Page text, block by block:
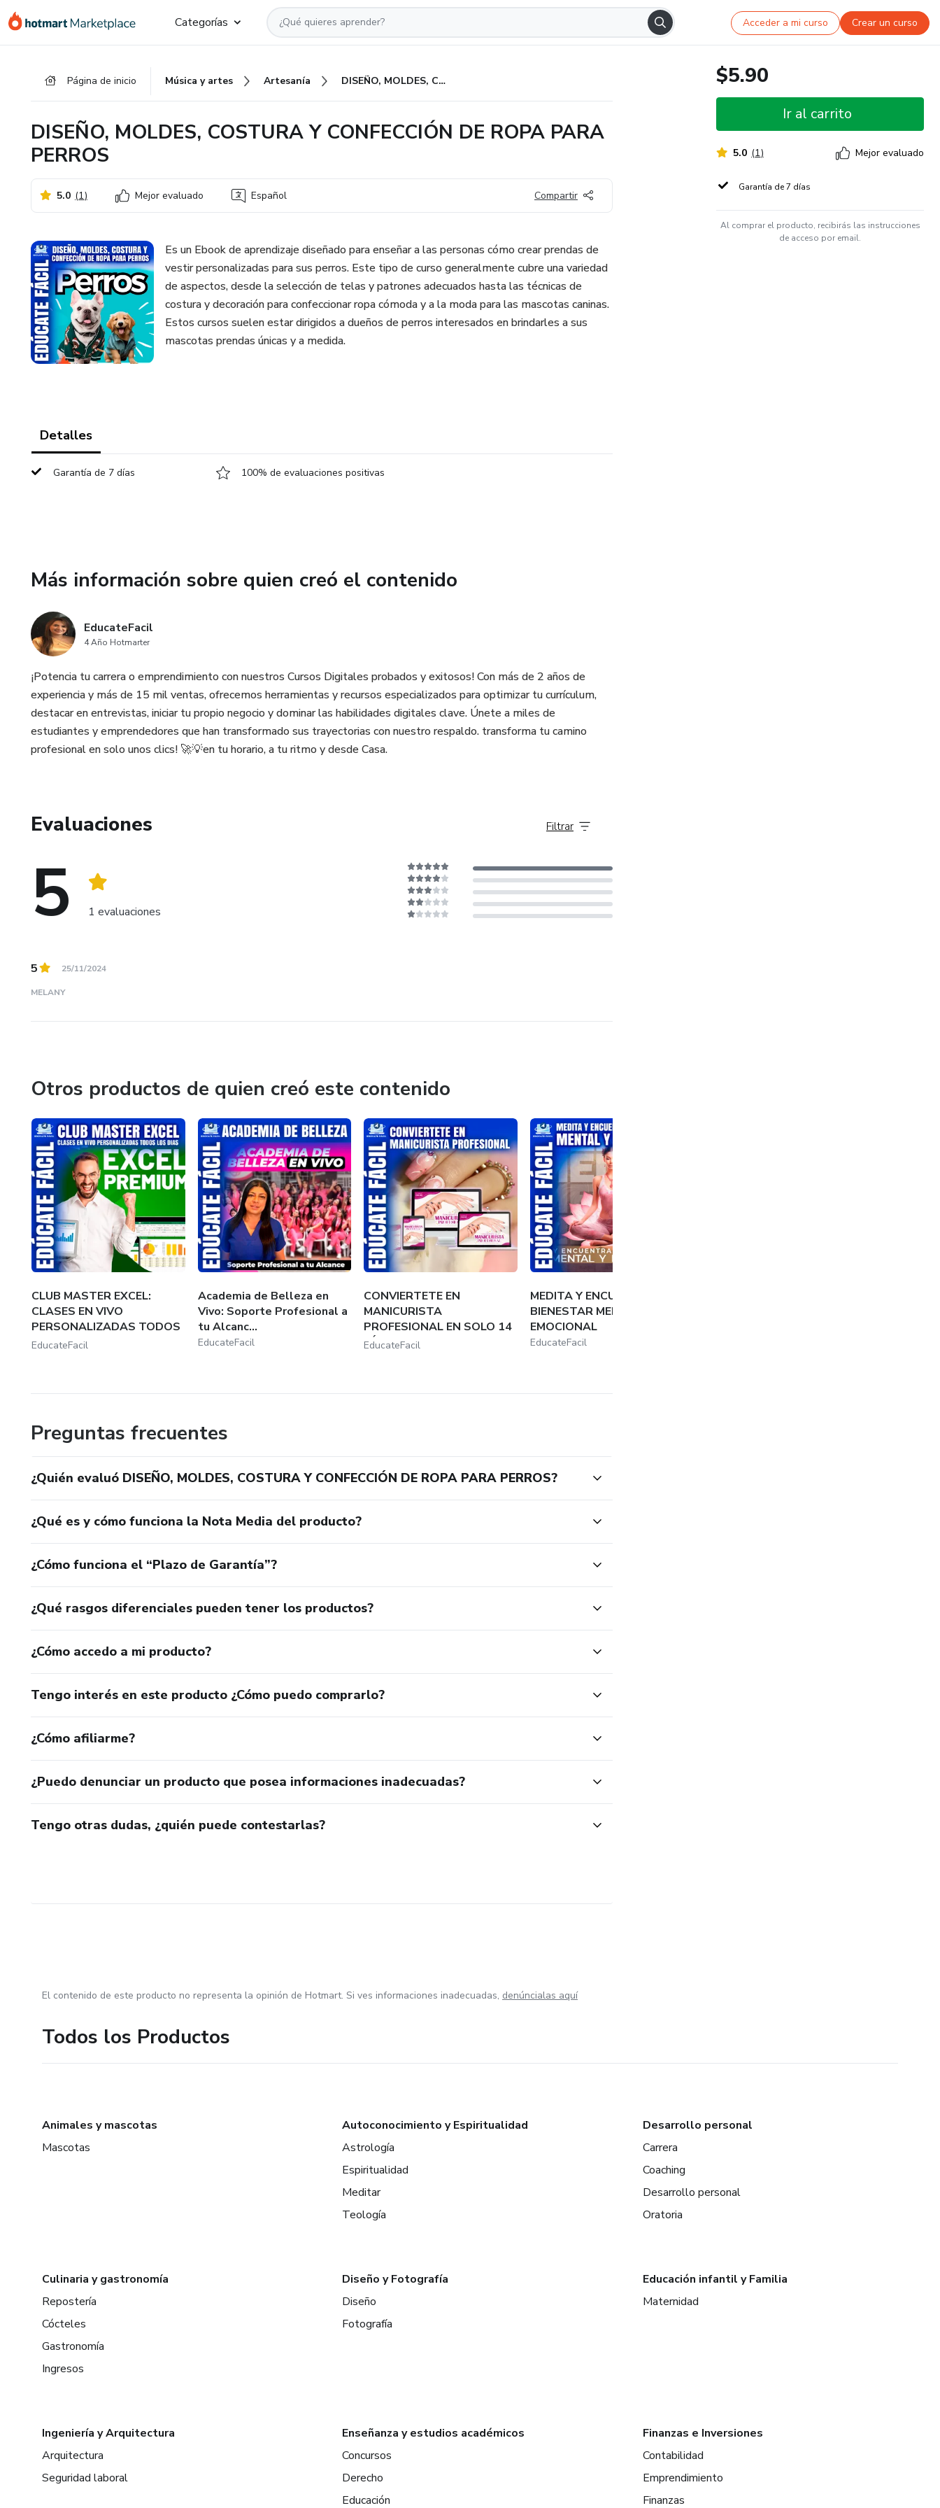
Categorías Acceder a mi curso Crear un curso
Página de inicio Música y artes Artesanía DISEÑO, MOLDES, COSTURA Y CONFECCIÓN DE ROPA PARA PERROS
DISEÑO, MOLDES, COSTURA Y CONFECCIÓN DE ROPA PARA
PERROS
5.0 (1) Mejor evaluado Español Compartir
Es un Ebook de aprendizaje diseñado para enseñar a las personas cómo crear prendas de
vestir personalizadas para sus perros. Este tipo de curso generalmente cubre una variedad
de aspectos, desde la selección de telas y patrones adecuados hasta las técnicas de
costura y decoración para confeccionar ropa cómoda y a la moda para las mascotas caninas.
Estos cursos suelen estar dirigidos a dueños de perros interesados en brindarles a sus
mascotas prendas únicas y a medida.
Detalles
Garantía de 7 días 100% de evaluaciones positivas
Más información sobre quien creó el contenido
EducateFacil
4 Año Hotmarter
¡Potencia tu carrera o emprendimiento con nuestros Cursos Digitales probados y exitosos! Con más de 2 años de
experiencia y más de 15 mil ventas, ofrecemos herramientas y recursos especializados para optimizar tu currículum,
destacar en entrevistas, iniciar tu propio negocio y dominar las habilidades digitales clave. Únete a miles de
estudiantes y emprendedores que han transformado sus trayectorias con nuestro respaldo. transforma tu camino
profesional en solo unos clics! 🚀💡en tu horario, a tu ritmo y desde Casa.
Evaluaciones
5 1 evaluaciones
Filtrar
5 25/11/2024
MELANY
Otros productos de quien creó este contenido
CLUB MASTER EXCEL:
CLASES EN VIVO
PERSONALIZADAS TODOS
LOS D...
EducateFacil
Academia de Belleza en
Vivo: Soporte Profesional a
tu Alcanc...
EducateFacil
CONVIERTETE EN
MANICURISTA
PROFESIONAL EN SOLO 14
DÍAS
EducateFacil
MEDITA Y ENCUENTRA EL
BIENESTAR MENTAL Y
EMOCIONAL
EducateFacil
Preguntas frecuentes
¿Quién evaluó DISEÑO, MOLDES, COSTURA Y CONFECCIÓN DE ROPA PARA PERROS?
¿Qué es y cómo funciona la Nota Media del producto?
¿Cómo funciona el “Plazo de Garantía”?
¿Qué rasgos diferenciales pueden tener los productos?
¿Cómo accedo a mi producto?
Tengo interés en este producto ¿Cómo puedo comprarlo?
¿Cómo afiliarme?
¿Puedo denunciar un producto que posea informaciones inadecuadas?
Tengo otras dudas, ¿quién puede contestarlas?
$5.90
Ir al carrito
5.0 (1) Mejor evaluado
Garantía de 7 días
Al comprar el producto, recibirás las instrucciones
de acceso por email.
El contenido de este producto no representa la opinión de Hotmart. Si ves informaciones inadecuadas, denúncialas aquí
Todos los Productos
Animales y mascotas
Mascotas
Autoconocimiento y Espiritualidad
Astrología
Espiritualidad
Meditar
Teología
Desarrollo personal
Carrera
Coaching
Desarrollo personal
Oratoria
Culinaria y gastronomía
Repostería
Cócteles
Gastronomía
Ingresos
Diseño y Fotografía
Diseño
Fotografía
Educación infantil y Familia
Maternidad
Ingeniería y Arquitectura
Arquitectura
Seguridad laboral
Enseñanza y estudios académicos
Concursos
Derecho
Educación
Finanzas e Inversiones
Contabilidad
Emprendimiento
Finanzas